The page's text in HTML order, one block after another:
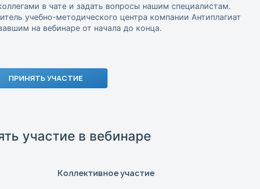
в чате и задать вопросы нашим специалистам.
учебно-методического центра компании Антиплагиат
на вебинаре от начала до конца.
ПРИНЯТЬ УЧАСТИЕ
участие в вебинаре
Коллективное участие